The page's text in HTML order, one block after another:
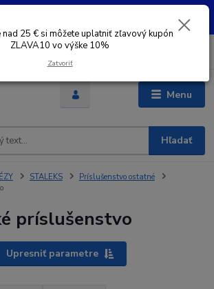
30 € SI MOŽETE UPLATNIŤ ZĽAVOVÝ KUPÓN -
Menu
EUR
Hľadať
STALEKS
Príslušenstvo ostatné
príslušenstvo
Upresniť parametre
nad 25 € si môžete uplatniť zľavový kupón
ZLAVA10 vo výške 10%
Zatvoriť